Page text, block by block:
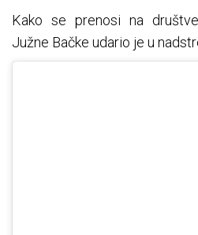
Kako se prenosi na
Južne Bačke udario je u